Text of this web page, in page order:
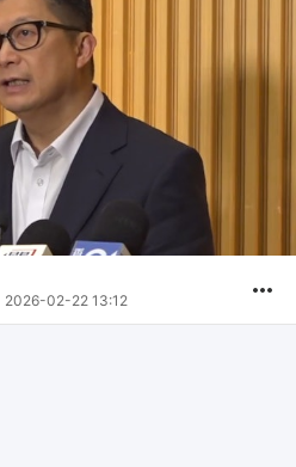
2026-02-22 13:12